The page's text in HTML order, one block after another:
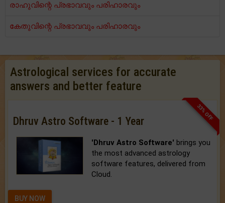
രാഹുവിന്റെ പ്രഭാവവും പരിഹാരവും
കേതുവിന്റെ പ്രഭാവവും പരിഹാരവും
Astrological services for accurate
answers and better feature
33% OFF
Dhruv Astro Software - 1 Year
'Dhruv Astro Software' brings you
the most advanced astrology
software features, delivered from
Cloud.
BUY NOW